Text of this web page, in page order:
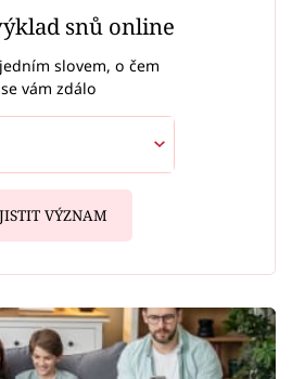
snů online
slovem, o čem
se vám zdálo
VÝZNAM